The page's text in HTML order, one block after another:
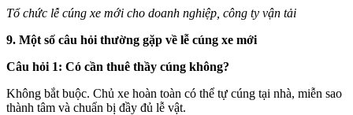
Tổ chức lễ cúng xe mới cho doanh nghiệp, công ty vận tải
9. Một số câu hỏi thường gặp về lễ cúng xe mới
Câu hỏi 1: Có cần thuê thầy cúng không?
Không bắt buộc. Chủ xe hoàn toàn có thể tự cúng tại nhà, miễn sao
thành tâm và chuẩn bị đầy đủ lễ vật.